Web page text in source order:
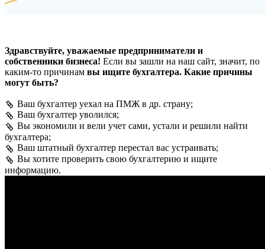
Здравствуйте, уважаемые предприниматели и
собственники бизнеса! Если вы зашли на наш сайт, значит, по
каким-то причинам вы ищите бухгалтера. Какие причины
могут быть?
Ваш бухгалтер уехал на ПМЖ в др. страну;
Ваш бухгалтер уволился;
Вы экономили и вели учет сами, устали и решили найти
бухгалтера;
Ваш штатный бухгалтер перестал вас устраивать;
Вы хотите проверить свою бухгалтерию и ищите
информацию.